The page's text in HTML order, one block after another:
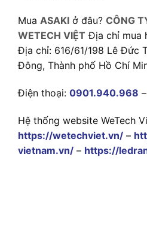
Mua ASAKI ở đâu? CÔNG
WETECH VIỆT Địa chỉ mua
Địa chỉ: 616/61/198 Lê Đức
Đông, Thành phố Hồ Chí
Điện thoại: 0901.940.968 –
Hệ thống website WeTech
https://wetechviet.vn/ –
vietnam.vn/ – https://